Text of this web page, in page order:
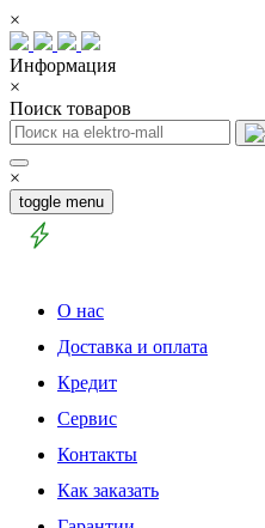
×
Информация
×
Поиск товаров
×
toggle menu
О нас
Доставка и оплата
Кредит
Сервис
Контакты
Как заказать